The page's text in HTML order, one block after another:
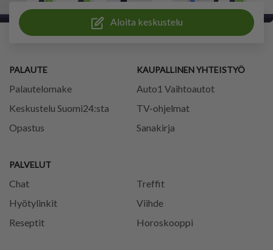
Aloita keskustelu
PALAUTE
Palautelomake
Keskustelu Suomi24:sta
Opastus
PALVELUT
Chat
Treffit
Hyötylinkit
Viihde
Reseptit
Horoskooppi
KAUPALLINEN YHTEISTYÖ
Auto1 Vaihtoautot
TV-ohjelmat
Sanakirja